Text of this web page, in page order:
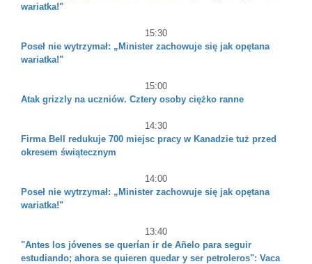
wariatka!"
15:30
Poseł nie wytrzymał: „Minister zachowuje się jak opętana
wariatka!"
15:00
Atak grizzly na uczniów. Cztery osoby ciężko ranne
14:30
Firma Bell redukuje 700 miejsc pracy w Kanadzie tuż przed
okresem świątecznym
14:00
Poseł nie wytrzymał: „Minister zachowuje się jak opętana
wariatka!"
13:40
"Antes los jóvenes se querían ir de Añelo para seguir
estudiando; ahora se quieren quedar y ser petroleros": Vaca